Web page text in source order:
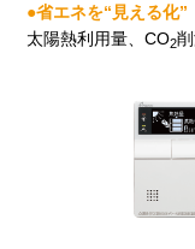
●省エネを“見える化”
太陽熱利用量、CO2